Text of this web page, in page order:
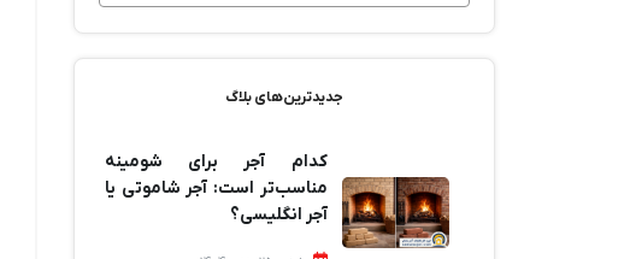
جدیدترین‌های بلاگ
کدام آجر برای شومینه
مناسب‌تر است: آجر شاموتی یا
آجر انگلیسی؟